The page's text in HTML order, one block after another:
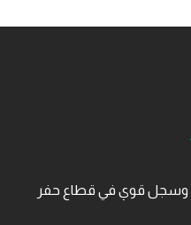
وسجل قوي في قطاع حفر